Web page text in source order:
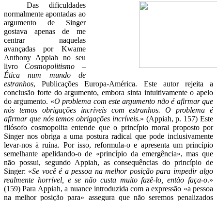
Das dificuldades
normalmente apontadas ao
argumento de Singer
gostava apenas de me
centrar naquelas
avançadas por Kwame
Anthony Appiah no seu
livro Cosmopolitismo –
Ética num mundo de
estranhos, Publicações Europa-América. Este autor rejeita a
conclusão forte do argumento, embora sinta intuitivamente o apelo
do argumento. «O problema com este argumento não é afirmar que
nós temos obrigações incríveis com estranhos. O problema é
afirmar que nós temos obrigações incríveis.» (Appiah, p. 157) Este
filósofo cosmopolita entende que o princípio moral proposto por
Singer nos obriga a uma postura radical que pode inclusivamente
levar-nos à ruína. Por isso, reformula-o e apresenta um princípio
semelhante apelidando-o de «princípio da emergência», mas que
não possui, segundo Appiah, as consequências do princípio de
Singer: «Se você é a pessoa na melhor posição para impedir algo
realmente horrível, e se não custa muito fazê-lo, então faça-o.»
(159) Para Appiah, a nuance introduzida com a expressão «a pessoa
na melhor posição para» assegura que não seremos penalizados